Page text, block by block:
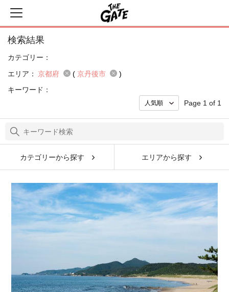
検索結果
カテゴリー：
エリア： 京都府 ( 京丹後市
)
キーワード：
Page 1 of 1
カテゴリーから探す エリアから探す